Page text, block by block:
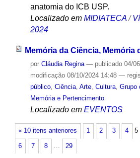
anatomia do ICB USP.
Localizado em MIDIATECA /
2024
Memória da Ciência, Memória
por Cláudia Regina — publicado04/
modificação08/10/2024 14:48 —
público, Ciência, Arte, Cultura, Grupo
Memória e Pertencimento
Localizado em EVENTOS
« 10 itens anteriores 1 2 3 4 5
6 7 8 … 29